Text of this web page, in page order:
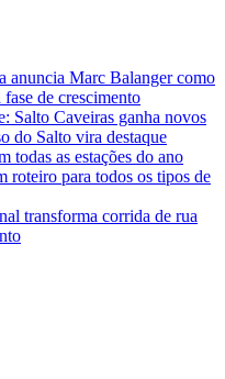
anuncia Marc Balanger como
de crescimento
Salto Caveiras ganha novos
do Salto vira destaque
todas as estações do ano
roteiro para todos os tipos de
transforma corrida de rua